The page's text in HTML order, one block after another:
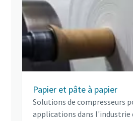
Papier et pâte à papier
Solutions de compresseurs
applications dans l'industrie